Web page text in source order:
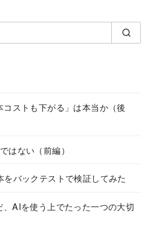
コストも下がる」は本当か（後
はない（前編）
バックテストで検証してみた
AIを使う上でたった一つの大切